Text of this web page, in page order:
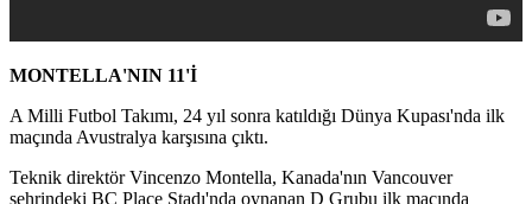
MONTELLA'NIN 11'İ
A Milli Futbol Takımı, 24 yıl sonra katıldığı Dünya Kupası'nda ilk
maçında Avustralya karşısına çıktı.
Teknik direktör Vincenzo Montella, Kanada'nın Vancouver
şehrindeki BC Place Stadı'nda oynanan D Grubu ilk maçında